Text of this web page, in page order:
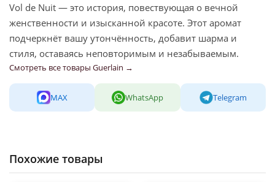
Vol de Nuit — это история, повествующая о вечной
женственности и изысканной красоте. Этот аромат
подчеркнёт вашу утончённость, добавит шарма и
стиля, оставаясь неповторимым и незабываемым.
Смотреть все товары Guerlain →
MAX WhatsApp Telegram
Похожие товары